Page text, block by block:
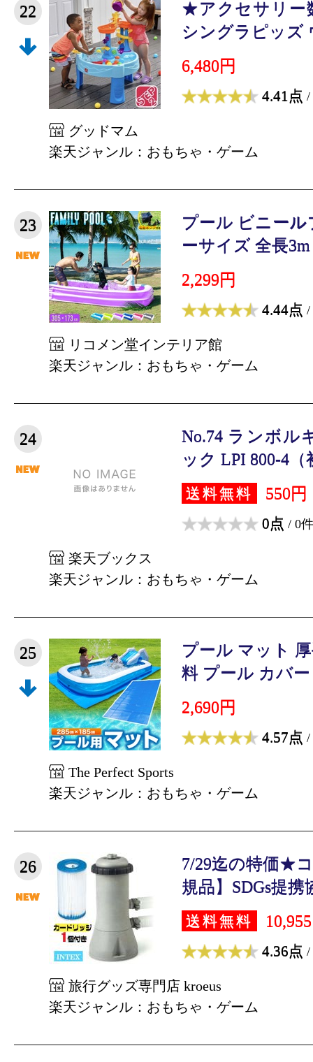
22
★アクセサリー
シングラピッズ
6,480円
4.41点 /
グッドマム
楽天ジャンル：おもちゃ・ゲーム
23
プール ビニー
ーサイズ 全長
2,299円
4.44点 /
リコメン堂インテリア館
楽天ジャンル：おもちゃ・ゲーム
24
No.74 ランボル
ック LPI 800-4（
送料無料 550円
0点 / 0件
楽天ブックス
楽天ジャンル：おもちゃ・ゲーム
25
プール マット
料 プール カバ
2,690円
4.57点 /
The Perfect Sports
楽天ジャンル：おもちゃ・ゲーム
26
7/29迄の特価★
規品】SDGs提携
送料無料
4.36点 /
旅行グッズ専門店 kroeus
楽天ジャンル：おもちゃ・ゲーム